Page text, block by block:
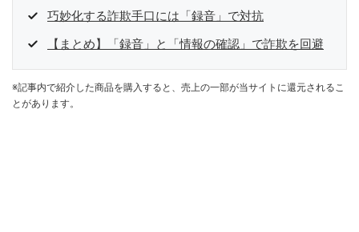
巧妙化する詐欺手口には「録音」で対抗
【まとめ】「録音」と「情報の確認」で詐欺を回避
※記事内で紹介した商品を購入すると、売上の一部が当サイトに還元されるこ
とがあります。